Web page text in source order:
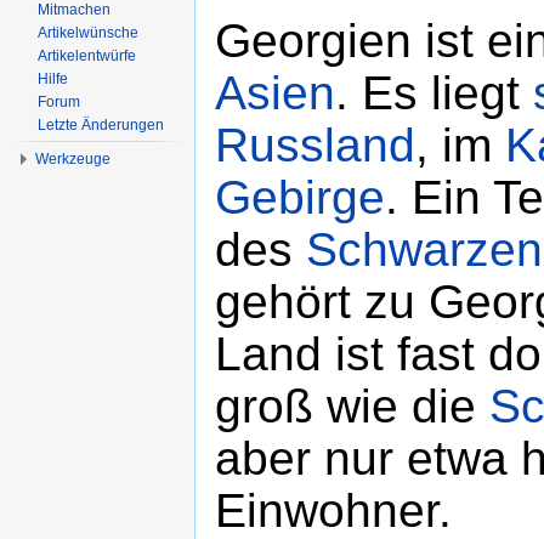
Georgien ist
Asien. Es liegt
Russland, im
Gebirge. Ein
des
gehört zu
Land ist fast
groß wie die
aber nur etwa
Einwohner.
Mitmachen
Artikelwünsche
Artikelentwürfe
Hilfe
Forum
Letzte Änderungen
Werkzeuge